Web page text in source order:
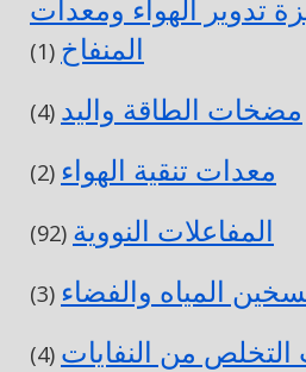
تدوير الهواء ومعدات
المنفاخ (1)
مضخات الطاقة واليد (4)
معدات تنقية الهواء (2)
المفاعلات النووية (92)
المياه والفضاء (3)
من النفايات (4)